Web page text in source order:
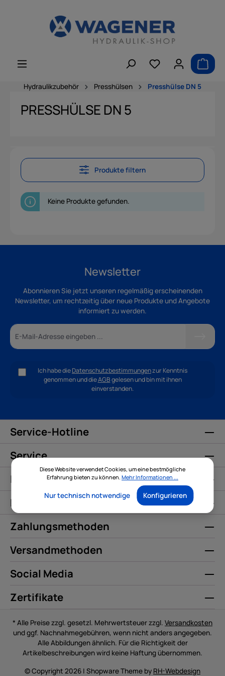
Hydraulikzubehör Presshülsen Presshülse DN 5
PRESSHÜLSE DN 5
Produkte filtern
Keine Produkte gefunden.
Newsletter
Abonnieren Sie jetzt unseren regelmäßig erscheinenden
Newsletter, um rechtzeitig über neue Produkte und Angebote
informiert zu werden.
Ich habe dieDatenschutzbestimmungenzur Kenntnis
genommen und dieAGBgelesen und bin mit ihnen
einverstanden.
Service-Hotline
Service
Informationen
Kontakt
Zahlungsmethoden
Versandmethoden
Social Media
Zertifikate
* Alle Preise zzgl. gesetzl. Mehrwertsteuer zzgl. Versandkosten
und ggf. Nachnahmegebühren, wenn nicht anders angegeben.
Alle Abbildungen ähnlich. Für die Richtigkeit der
Artikelbeschreibungen wird keine Haftung übernommen.
© Copyright 2026 | Shopware Theme by RH-Webdesign
Diese Website verwendet Cookies, um eine bestmögliche
Erfahrung bieten zu können. Mehr Informationen ...
Nur technisch notwendige Konfigurieren